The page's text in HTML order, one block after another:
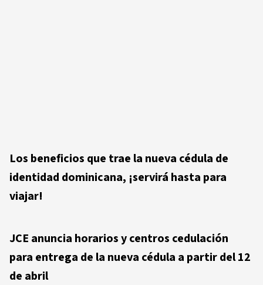
Los beneficios que trae la nueva cédula de
identidad dominicana, ¡servirá hasta para
viajar!
JCE anuncia horarios y centros cedulación
para entrega de la nueva cédula a partir del 12
de abril